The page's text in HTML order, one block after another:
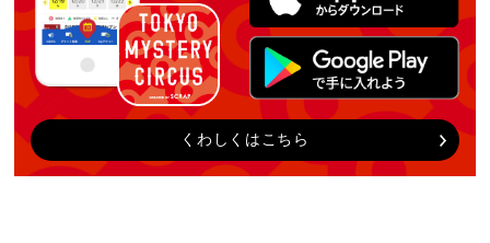
くわしくはこちら